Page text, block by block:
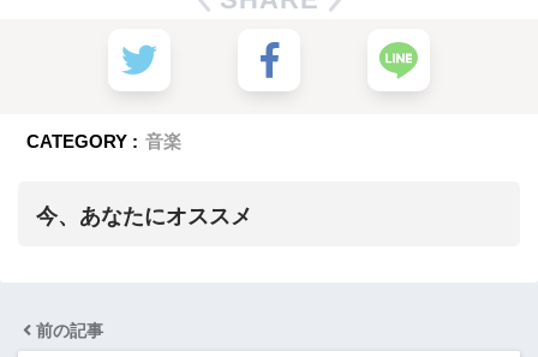
CATEGORY : 音楽
今、あなたにオススメ
前の記事